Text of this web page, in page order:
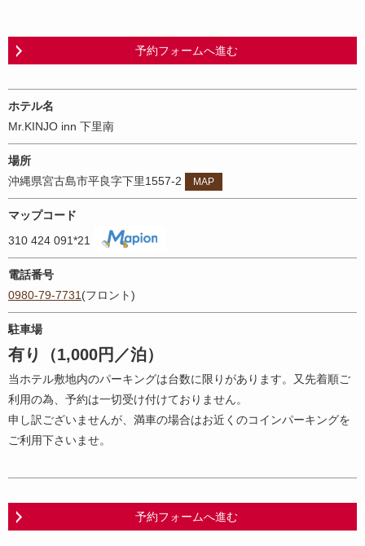
予約フォームへ進む
ホテル名
Mr.KINJO inn 下里南
場所
沖縄県宮古島市平良字下里1557-2
MAP
マップコード
310 424 091*21
電話番号
0980-79-7731(フロント)
駐車場
有り（1,000円／泊）
当ホテル敷地内のパーキングは台数に限りがあります。又先着順ご
利用の為、予約は一切受け付けておりません。
申し訳ございませんが、満車の場合はお近くのコインパーキングを
ご利用下さいませ。
予約フォームへ進む